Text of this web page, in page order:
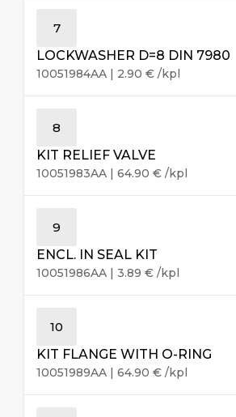
7
LOCKWASHER D=8 DIN 7980
10051984AA | 2.90 € /kpl
8
KIT RELIEF VALVE
10051983AA | 64.90 € /kpl
9
ENCL. IN SEAL KIT
10051986AA | 3.89 € /kpl
10
KIT FLANGE WITH O-RING
10051989AA | 64.90 € /kpl